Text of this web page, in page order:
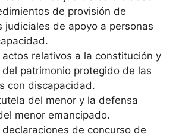
de provisión de
judiciales de apoyo a personas
actos relativos a la constitución y
del patrimonio protegido de las
con discapacidad.
del menor y la defensa
menor emancipado.
declaraciones de concurso de